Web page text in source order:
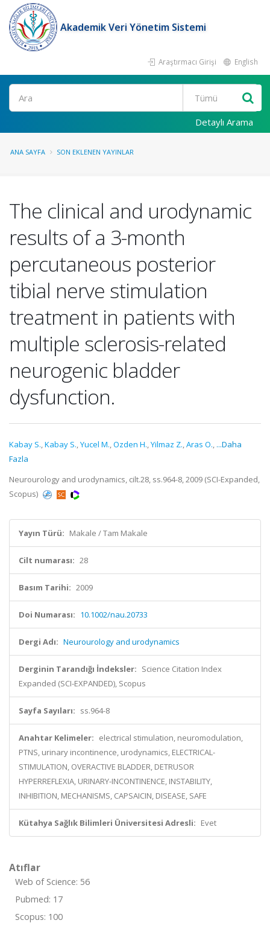
Akademik Veri Yönetim Sistemi
Araştırmacı Girişi English
Ara
Detaylı Arama
ANA SAYFA SON EKLENEN YAYINLAR
The clinical and urodynamic
results of a 3-month
percutaneous posterior
tibial nerve stimulation
treatment in patients with
multiple sclerosis-related
neurogenic bladder
dysfunction.
Kabay S.,Kabay S.,Yucel M.,Ozden H.,Yilmaz Z.,Aras O., ...Daha
Fazla
Neurourology and urodynamics, cilt.28, ss.964-8, 2009 (SCI-Expanded,
Scopus)
Yayın Türü: Makale / Tam Makale
Cilt numarası: 28
Basım Tarihi: 2009
Doi Numarası: 10.1002/nau.20733
Dergi Adı: Neurourology and urodynamics
Derginin Tarandığı İndeksler: Science Citation Index
Expanded (SCI-EXPANDED), Scopus
Sayfa Sayıları: ss.964-8
Anahtar Kelimeler: electrical stimulation, neuromodulation,
PTNS, urinary incontinence, urodynamics, ELECTRICAL-
STIMULATION, OVERACTIVE BLADDER, DETRUSOR
HYPERREFLEXIA, URINARY-INCONTINENCE, INSTABILITY,
INHIBITION, MECHANISMS, CAPSAICIN, DISEASE, SAFE
Kütahya Sağlık Bilimleri Üniversitesi Adresli: Evet
Atıflar
Web of Science: 56
Pubmed: 17
Scopus: 100